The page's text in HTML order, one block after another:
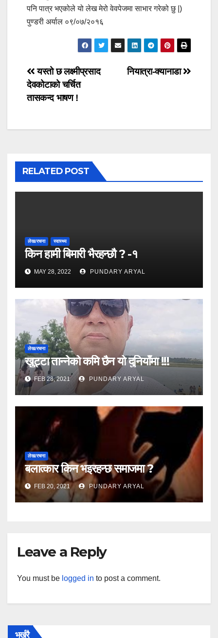
पनि पात्र भएकोले यो लेख मेरो वेवपेजमा साभार गरेको छु |)
पुण्डरी अर्याल ०९/०७/२०१६
Post
navigation
नियात्रा-क्यानाडा
यस्तो छ लक्ष्मीप्रसाद
देवकोटाको चर्चित
तासकन्द भाषण !
RELATED POST
लेख/रचना स्वास्थ्य
किन हामी बिमारी भैरहन्छौ ? -१
MAY 28, 2022 PUNDARY ARYAL
लेख/रचना
खुट्टा तान्नेको कमि छैन यो दुनियाँमा !!!
FEB 28, 2021 PUNDARY ARYAL
लेख/रचना
बलात्कार किन भइरहन्छ समाजमा ?
FEB 20, 2021 PUNDARY ARYAL
Leave a Reply
You must be logged in to post a comment.
भर्खरै